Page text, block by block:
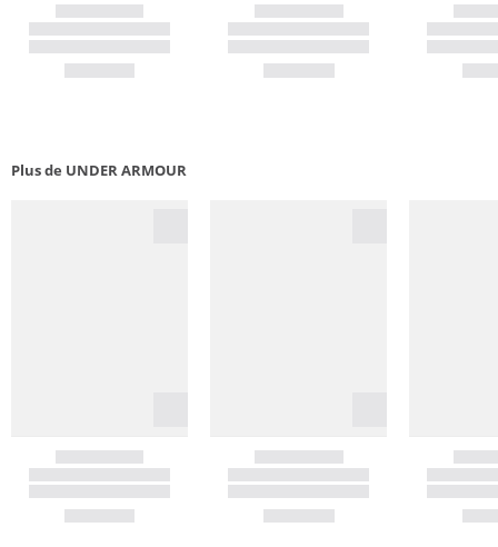
Plus de UNDER ARMOUR